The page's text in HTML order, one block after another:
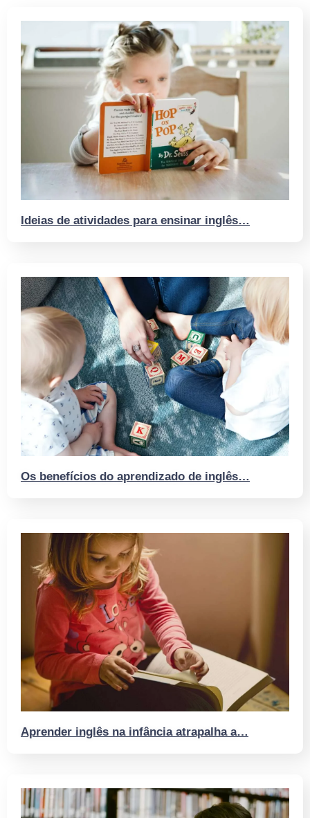
Ideias de atividades para ensinar inglês…
Os benefícios do aprendizado de inglês…
Aprender inglês na infância atrapalha a…